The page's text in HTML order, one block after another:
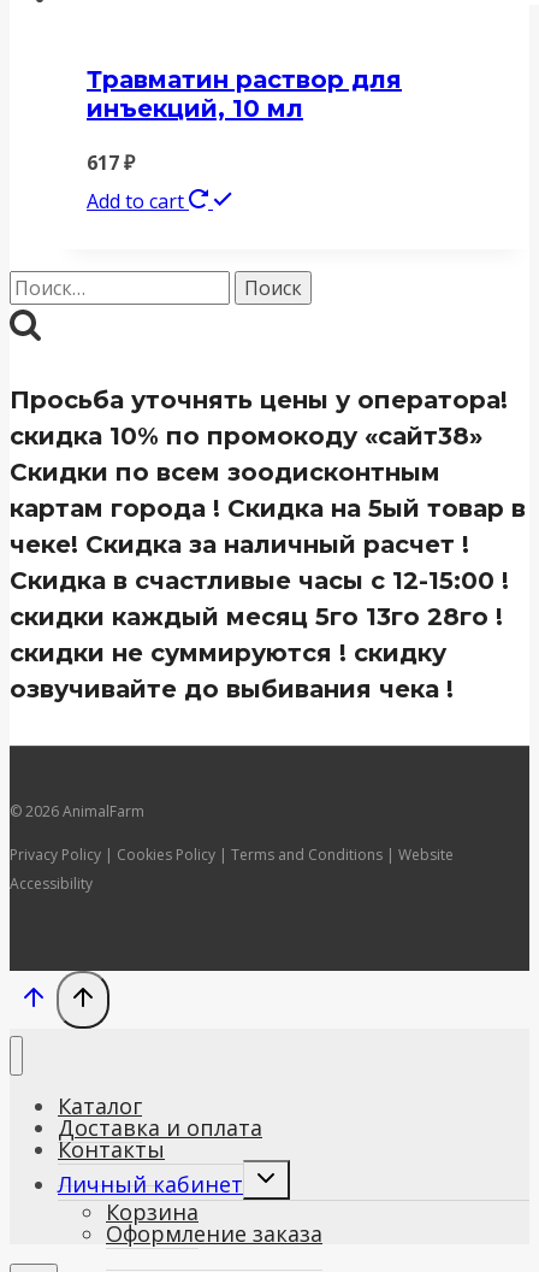
Травматин раствор для
инъекций, 10 мл
617₽
Add to cart
Найти:
Просьба уточнять цены у оператора!
скидка 10% по промокоду «сайт38»
Скидки по всем зоодисконтным
картам города ! Скидка на 5ый товар в
чеке! Скидка за наличный расчет !
Скидка в счастливые часы с 12-15:00 !
скидки каждый месяц 5го 13го 28го !
скидки не суммируются ! скидку
озвучивайте до выбивания чека !
© 2026 AnimalFarm
Privacy Policy | Cookies Policy | Terms and Conditions | Website
Accessibility
Каталог
Доставка и оплата
Контакты
Личный кабинет
Развернуть
дочернее
меню
Корзина
Оформление заказа